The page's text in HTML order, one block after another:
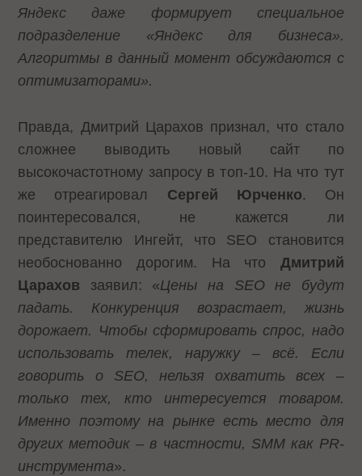
Яндекс даже формирует специальное
подразделение «Яндекс для бизнеса».
Алгоритмы в данный момент обсуждаются с
оптимизаторами».
Правда, Дмитрий Царахов признал, что стало
сложнее выводить новый сайт по
высокочастотному запросу в топ-10. На что тут
же отреагировал Сергей Юрченко. Он
поинтересовался, не кажется ли
представителю Ингейт, что SEO становится
необоснованно дорогим. На что Дмитрий
Царахов заявил: «Цены на SEO не будут
падать. Конкуренция возрастает, жизнь
дорожает. Чтобы сформировать спрос, надо
использовать телек, наружку – всё. Если
говорить о SEO, нельзя охватить всех –
только тех, кто интересуется товаром.
Именно поэтому на рынке есть место для
других методик – в частности, SMM как PR-
инструмента».